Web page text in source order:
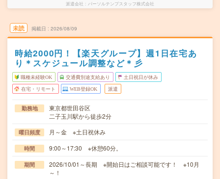
派遣会社 パーソルテンプスタッフ株式会社
未読 掲載日 2026/08/09
時給2000円！【楽天グループ】週1日在宅あ
り＊スケジュール調整など＊彡
職種未経験OK 交通費別途支給あり 土日祝日が休み
在宅・リモート WEB登録OK 派遣
勤務地
東京都世田谷区
二子玉川駅から徒歩2分
曜日頻度 月～金 ※土日祝休み
時間 9:00～17:30 ※休憩60分。
期間
2026/10/01～長期 ※開始日はご相談可能です！ ※10月
～！